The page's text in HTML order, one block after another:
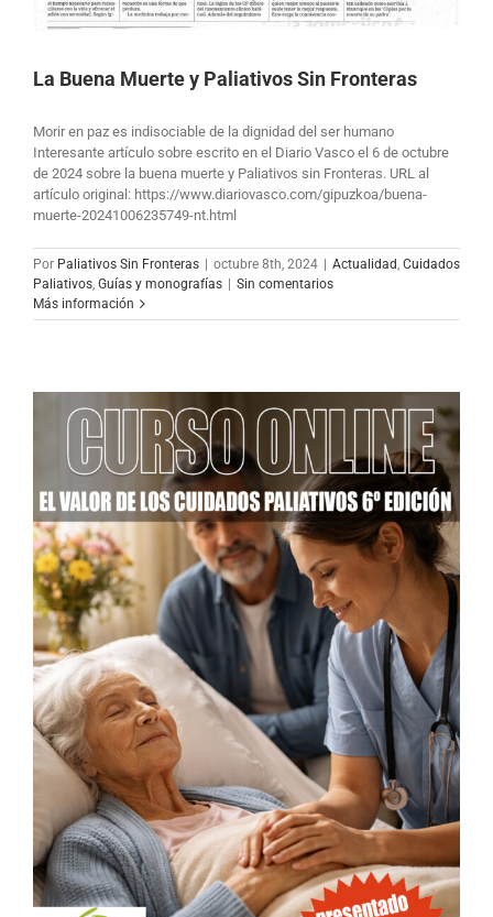
La Buena Muerte y Paliativos Sin Fronteras
Morir en paz es indisociable de la dignidad del ser humano
Interesante artículo sobre escrito en el Diario Vasco el 6 de octubre
de 2024 sobre la buena muerte y Paliativos sin Fronteras. URL al
artículo original: https://www.diariovasco.com/gipuzkoa/buena-
muerte-20241006235749-nt.html
Por Paliativos Sin Fronteras octubre 8th, 2024 Actualidad, Cuidados
Paliativos, Guías y monografías
Sin comentarios
Más información